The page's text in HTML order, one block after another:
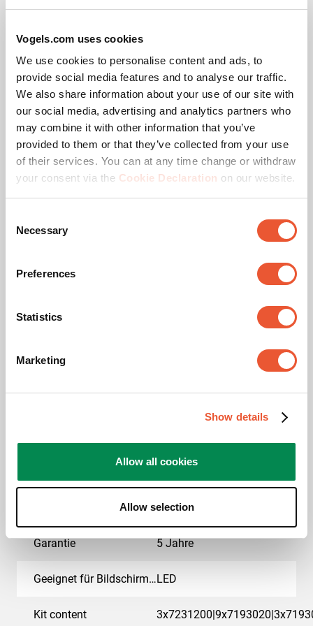
Vogels.com uses cookies
We use cookies to personalise content and ads, to
provide social media features and to analyse our traffic.
We also share information about your use of our site with
our social media, advertising and analytics partners who
may combine it with other information that you’ve
provided to them or that they’ve collected from your use
of their services. You can at any time change or withdraw
your consent via the Cookie Declaration on our website.
Selection
Necessary
Preferences
Statistics
Marketing
Show details
Allow all cookies
Allow selection
gleicht unebene Böden oder Decken problemlos aus.
Vorkonfigurierte Lösungen
Für die gängigste 16:9-Konfiguration finden Sie auf der
Website vorkonfigurierte Lösungen inklusive der
entsprechenden Profillängen. Benötigen Sie eine andere
Konfiguration oder Profillänge? Kontaktieren Sie uns. Für
jedes Projekt bieten wir eine passende Lösung.
Das Vogel’s dvLED Connect-it Montagesystem ist TÜV-5-
zulässigen Gewichts tragen. Alle Rollwagenlösungen
PLA 9306 Abstandhalter
dvLED-Schnittstellenleiste
Zubehör Schwarz
Connect-it
Wandmontage
Garantie 5 Jahre
Geeignet für BildschirmtypLED
Kit content